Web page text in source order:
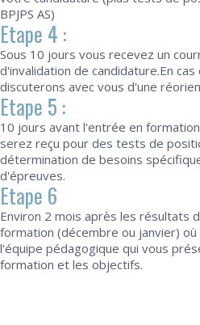
BPJPS AS)
Etape 4 :
Sous 10 jours vous recevez un
d'invalidation de candidature.En cas
discuterons avec vous d'une
Etape 5 :
10 jours avant l'entrée en
serez reçu pour des tests de
détermination de besoins
d'épreuves.
Etape 6
Environ 2 mois après les résultats
formation (décembre ou janvier)
l'équipe pédagogique qui vous
formation et les objectifs.